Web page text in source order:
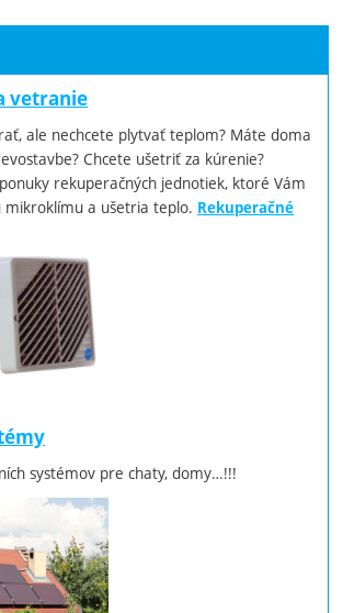
vetranie
ale nechcete plytvať teplom? Máte doma
Chcete ušetriť za kúrenie?
rekuperačných jednotiek, ktoré Vám
mikroklímu a ušetria teplo. Rekuperačné
systémov pre chaty, domy…!!!